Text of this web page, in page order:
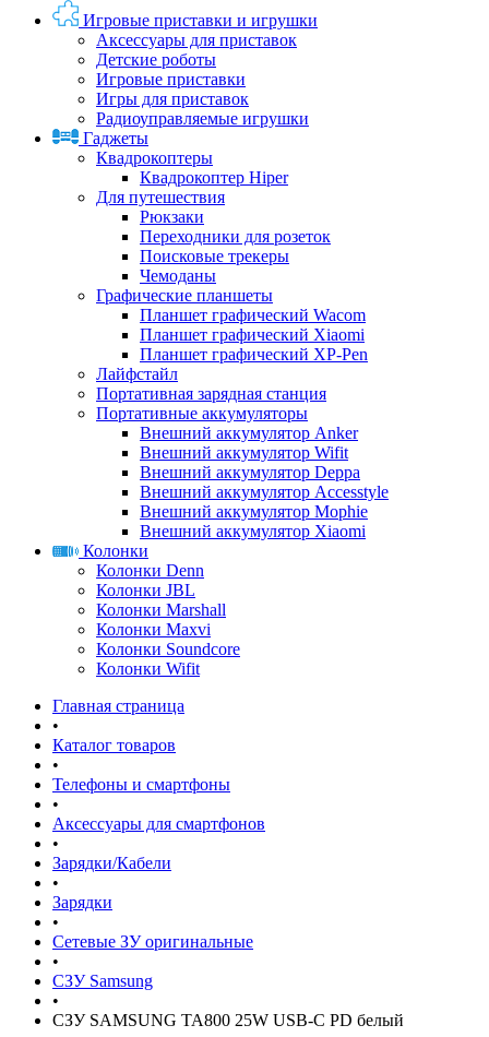
Игровые приставки и игрушки
Аксессуары для приставок
Детские роботы
Игровые приставки
Игры для приставок
Радиоуправляемые игрушки
Гаджеты
Квадрокоптеры
Квадрокоптер Hiper
Для путешествия
Рюкзаки
Переходники для розеток
Поисковые трекеры
Чемоданы
Графические планшеты
Планшет графический Wacom
Планшет графический Xiaomi
Планшет графический XP-Pen
Лайфстайл
Портативная зарядная станция
Портативные аккумуляторы
Внешний аккумулятор Anker
Внешний аккумулятор Wifit
Внешний аккумулятор Deppa
Внешний аккумулятор Accesstyle
Внешний аккумулятор Mophie
Внешний аккумулятор Xiaomi
Колонки
Колонки Denn
Колонки JBL
Колонки Marshall
Колонки Maxvi
Колонки Soundcore
Колонки Wifit
Главная страница
•
Каталог товаров
•
Телефоны и смартфоны
•
Аксессуары для смартфонов
•
Зарядки/Кабели
•
Зарядки
•
Сетевые ЗУ оригинальные
•
СЗУ Samsung
•
СЗУ SAMSUNG TA800 25W USB-C PD белый